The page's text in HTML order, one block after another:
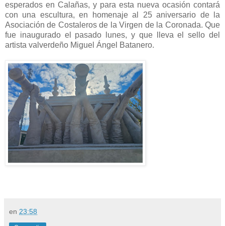
esperados en Calañas, y para esta nueva ocasión contará
con una escultura, en homenaje al 25 aniversario de la
Asociación de Costaleros de la Virgen de la Coronada. Que
fue inaugurado el pasado lunes, y que lleva el sello del
artista valverdeño Miguel Ángel Batanero.
en 23:58